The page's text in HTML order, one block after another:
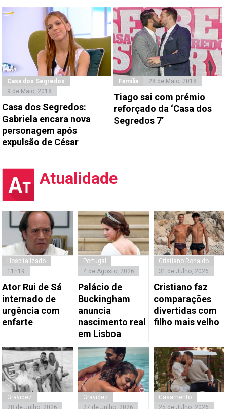
Casa dos Segredos
9 de Maio, 2018
Casa dos Segredos:
Gabriela encara nova
personagem após
expulsão de César
Família 28 de Maio, 2018
Tiago sai com prémio
reforçado da ‘Casa dos
Segredos 7’
Atualidade
Hospitalizado
11h19
Ator Rui de Sá
internado de
urgência com
enfarte
Portugal
4 de Agosto, 2026
Palácio de
Buckingham
anuncia
nascimento real
em Lisboa
Cristiano Ronaldo
31 de Julho, 2026
Cristiano faz
comparações
divertidas com
filho mais velho
Gravidez
28 de Julho, 2026
Gravidez
27 de Julho, 2026
Casamento
25 de Julho, 2026